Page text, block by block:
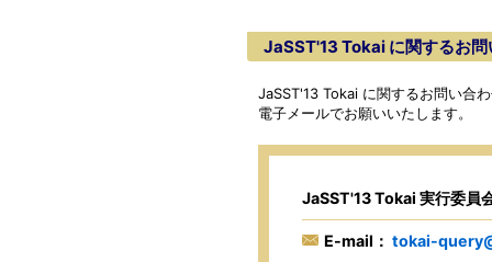
JaSST'13 Tokai に関するお問
JaSST'13 Tokai に関するお問い合
電子メールでお願いいたします。
JaSST'13 Tokai 実行委員
E-mail： tokai-